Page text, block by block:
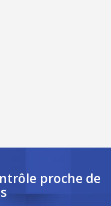
proche de